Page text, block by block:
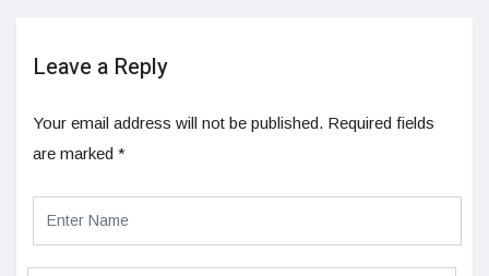
Leave a Reply
Your email address will not be published. Required fields
are marked *